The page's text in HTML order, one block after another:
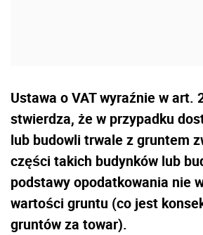
Ustawa o VAT wyraźnie w art.
stwierdza, że w przypadku
lub budowli trwale z gruntem
części takich budynków lub
podstawy opodatkowania nie
wartości gruntu (co jest
gruntów za towar).